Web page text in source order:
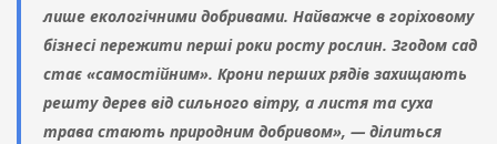
лише екологічними добривами. Найважче в горіховому
бізнесі пережити перші роки росту рослин. Згодом сад
стає «самостійним». Крони перших рядів захищають
решту дерев від сильного вітру, а листя та суха
трава стають природним добривом», — ділиться